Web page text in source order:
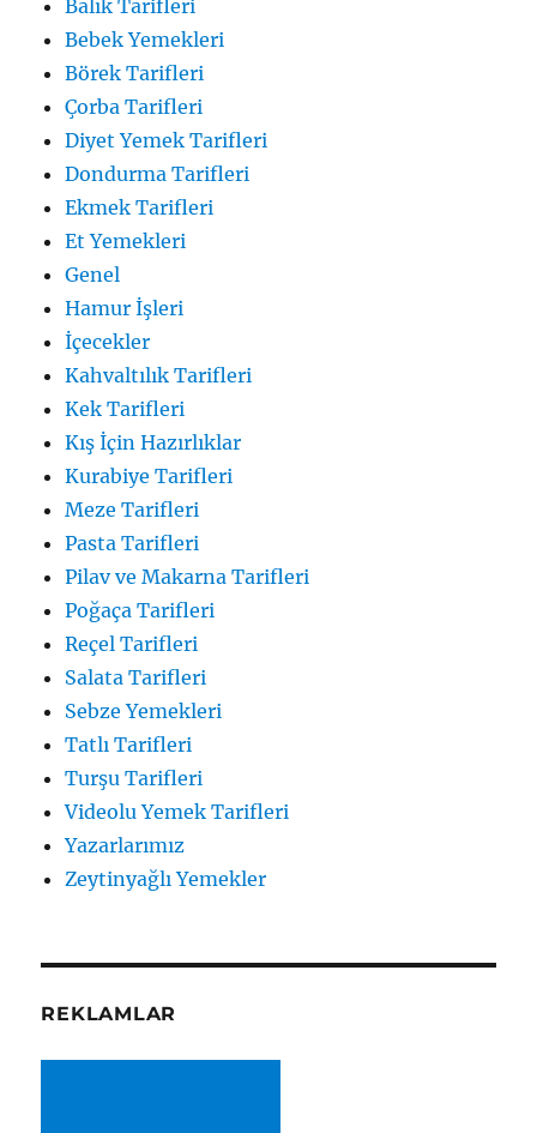
Balık Tarifleri
Bebek Yemekleri
Börek Tarifleri
Çorba Tarifleri
Diyet Yemek Tarifleri
Dondurma Tarifleri
Ekmek Tarifleri
Et Yemekleri
Genel
Hamur İşleri
İçecekler
Kahvaltılık Tarifleri
Kek Tarifleri
Kış İçin Hazırlıklar
Kurabiye Tarifleri
Meze Tarifleri
Pasta Tarifleri
Pilav ve Makarna Tarifleri
Poğaça Tarifleri
Reçel Tarifleri
Salata Tarifleri
Sebze Yemekleri
Tatlı Tarifleri
Turşu Tarifleri
Videolu Yemek Tarifleri
Yazarlarımız
Zeytinyağlı Yemekler
REKLAMLAR